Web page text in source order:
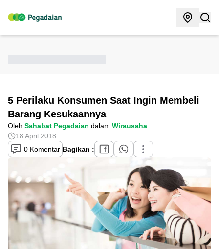
5 Perilaku Konsumen Saat Ingin Membeli
Barang Kesukaannya
Oleh Sahabat Pegadaian dalam Wirausaha
18 April 2018
0 Komentar Bagikan :